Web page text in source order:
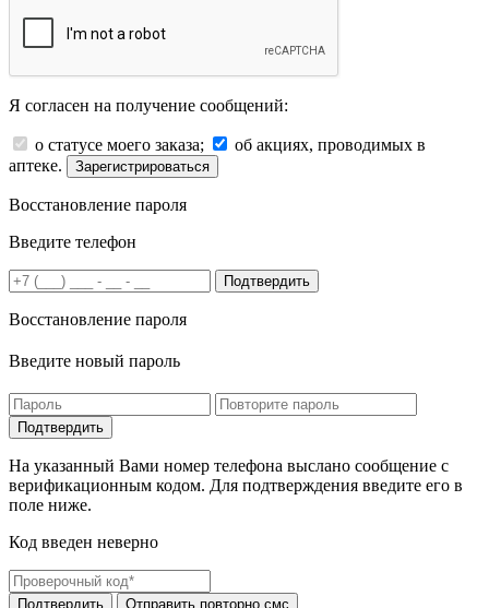
Я согласен на получение сообщений:
о статусе моего заказа;
об акциях, проводимых в
аптеке.
Зарегистрироваться
Восстановление пароля
Введите телефон
Подтвердить
Восстановление пароля
Введите новый пароль
На указанный Вами номер телефона выслано сообщение с
верификационным кодом. Для подтверждения введите его в
поле ниже.
Код введен неверно